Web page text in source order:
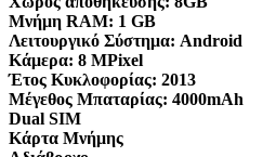
Μνήμη RAM: 1 GB
Λειτουργικό Σύστημα: Android
Κάμερα: 8 MPixel
Έτος Κυκλοφορίας: 2013
Μέγεθος Μπαταρίας: 4000mAh
Dual SIM
Κάρτα Μνήμης